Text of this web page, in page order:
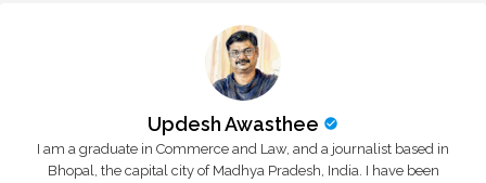
Updesh Awasthee
I am a graduate in Commerce and Law, and a journalist based in
Bhopal, the capital city of Madhya Pradesh, India. I have been